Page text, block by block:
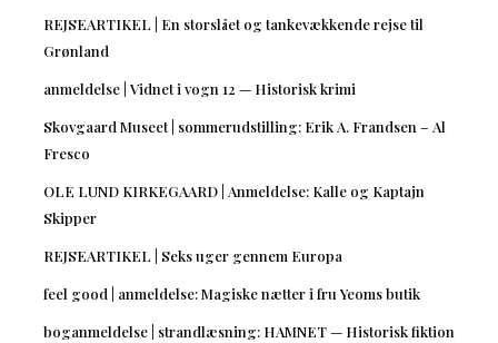
REJSEARTIKEL | En storslået og tankevækkende rejse til
Grønland
anmeldelse | Vidnet i vogn 12 — Historisk krimi
Skovgaard Museet | sommerudstilling: Erik A. Frandsen – Al
Fresco
OLE LUND KIRKEGAARD | Anmeldelse: Kalle og Kaptajn
Skipper
REJSEARTIKEL | Seks uger gennem Europa
feel good | anmeldelse: Magiske nætter i fru Yeoms butik
boganmeldelse | strandlæsning: HAMNET — Historisk fiktion